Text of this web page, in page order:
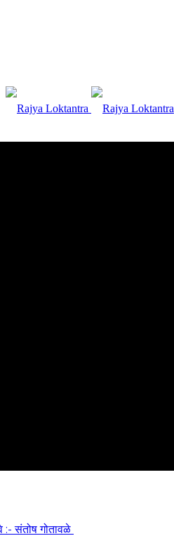
:- संतोष गोतावळे